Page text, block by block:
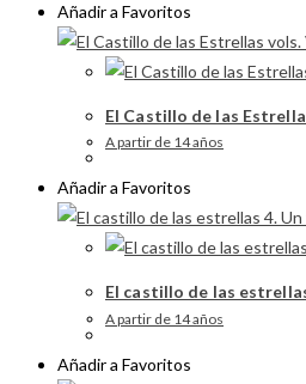
Añadir a Favoritos
El Castillo de las
A partir de 14 años
Añadir a Favoritos
El castillo de las
A partir de 14 años
Añadir a Favoritos